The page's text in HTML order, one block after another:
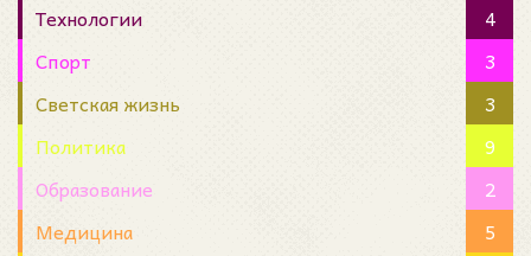
Технологии
4
Спорт
3
Светская жизнь
3
Политика
9
Образование
2
Медицина
5